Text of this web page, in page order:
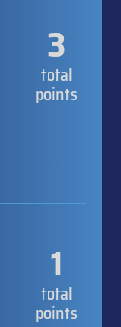
3
total
points
1
total
points